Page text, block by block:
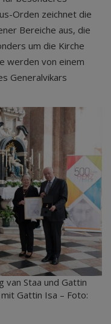
Orden zeichnet die
Bereiche aus, die
um die Kirche
werden von einem
Generalvikars
van Staa und Gattin
Gattin Isa – Foto: